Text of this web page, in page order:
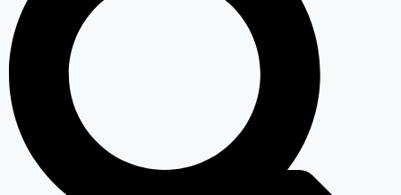
को हाईकोर्ट का झटका, अब CBI की स्पेशल
Relief to farmers :
Haryana के किसानों को ‘नायाब’ राहत, CM
सैनी ने 6 महीने के लिए बिजली बिल किया माफ
! Elderly people will get respect